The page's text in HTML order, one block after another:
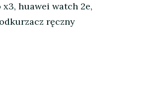
huawei watch 2e,
ręczny